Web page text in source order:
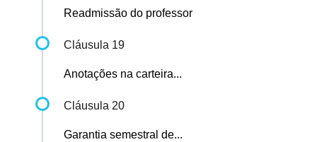
Readmissão do professor
Cláusula 19
Anotações na carteira...
Cláusula 20
Garantia semestral de...